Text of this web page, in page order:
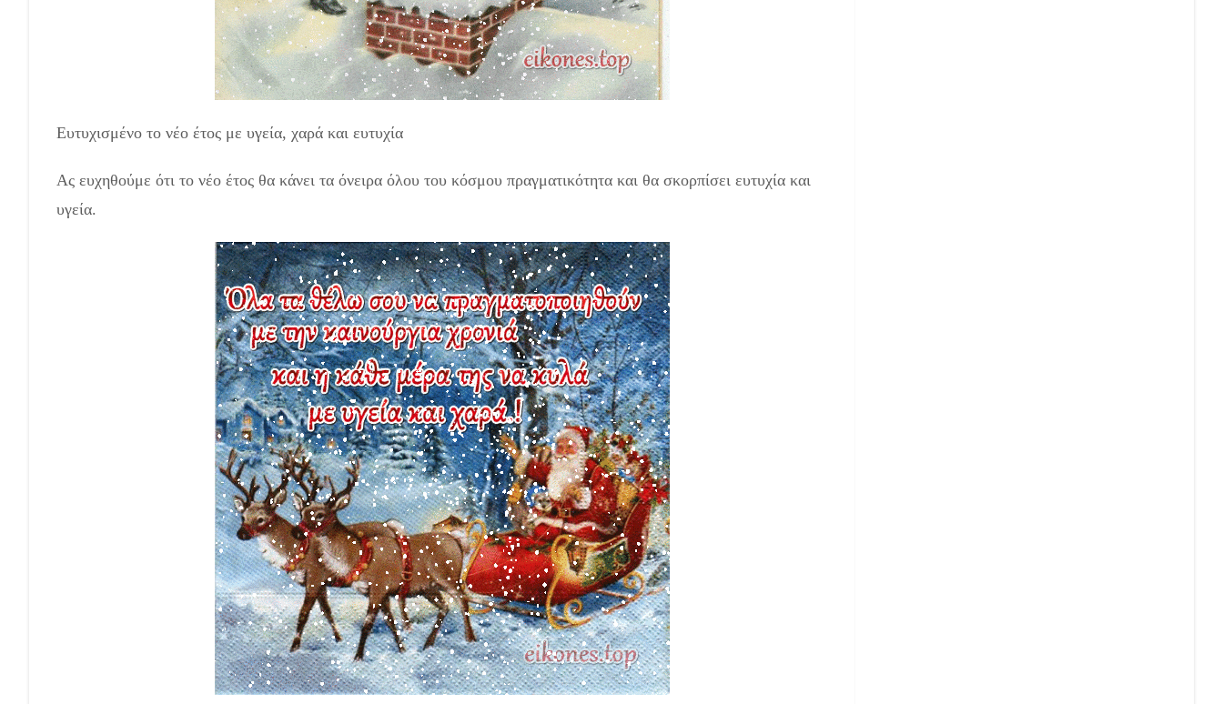
Ευτυχισμένο το νέο έτος με υγεία, χαρά και ευτυχία
Ας ευχηθούμε ότι το νέο έτος θα κάνει τα όνειρα όλου του κόσμου πραγματικότητα και θα σκορπίσει ευτυχία και
υγεία.